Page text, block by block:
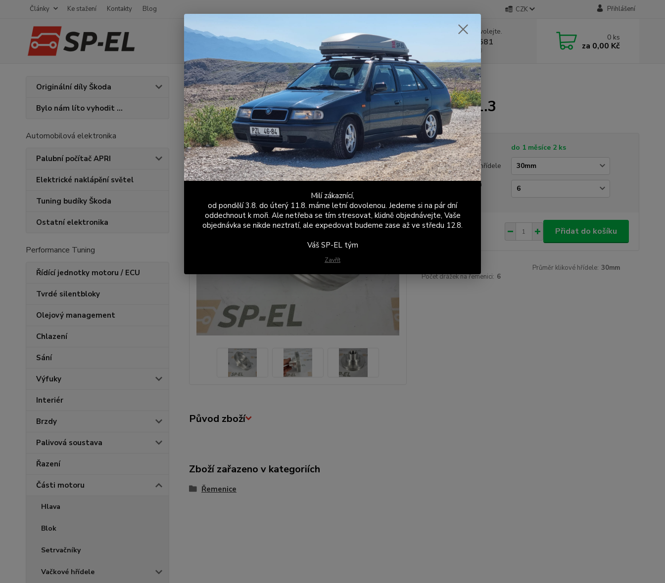
Články Ke stažení Kontakty Blog CZK Přihlášení
Hledat
Nevíte si rady? Zavolejte.
+420 603 411 581
Po - Pá 9:00 - 17:00
0 ks
za 0,00 Kč
Originální díly Škoda
Bylo nám líto vyhodit ...
Automobilová elektronika
Palubní počítač APRI
Elektrické naklápění světel
Tuning budíky Škoda
Ostatní elektronika
Performance Tuning
Řídící jednotky motoru / ECU
Tvrdé silentbloky
Olejový management
Chlazení
Sání
Výfuky
Interiér
Brzdy
Palivová soustava
Řazení
Části motoru
Hlava
Blok
Setrvačníky
Vačkové hřídele
Úvod Části motoru Řemenice Duralová řemenice klikové hřídele Felicia 1.3
Duralová řemenice klikové hřídele Felicia 1.3
Dostupnost
do 1 měsíce 2 ks
Průměr klikové hřídele
Počet drážek na
2 783 Kč Přidat do košíku
Průměr klikové hřídele: 30mm
Počet drážek na řemenici: 6
Původ zboží
Zboží zařazeno v kategoriích
Řemenice
Milí zákaznící,
od pondělí 3.8. do úterý 11.8. máme letní dovolenou. Jedeme si na pár dní
oddechnout k moři. Ale netřeba se tím stresovat, klidně objednávejte, Vaše
objednávka se nikde neztratí, ale expedovat budeme zase až ve středu 12.8.
Váš SP-EL tým
Zavřít